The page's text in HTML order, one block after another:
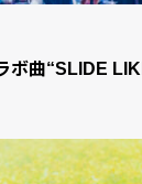
ボ曲“SLIDE